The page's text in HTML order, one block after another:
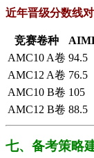
近年晋级分数线
​竞赛卷种​
AMC10 A卷 94.5
AMC12 A卷 76.5
AMC10 B卷 105
AMC12 B卷 88.5
七、备考策略